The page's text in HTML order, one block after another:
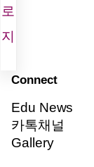
로
지
Connect
Edu News
카톡채널
Gallery